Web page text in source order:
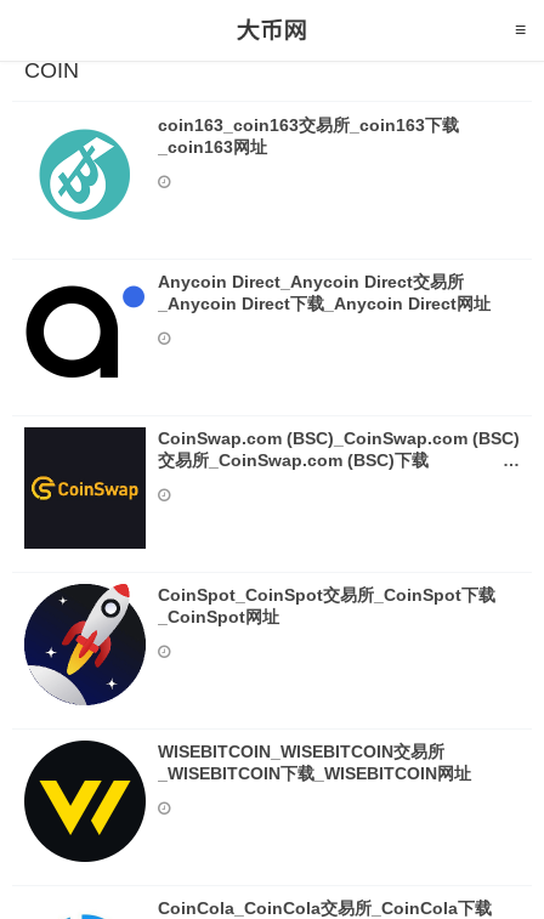
COIN
coin163_coin163交易所_coin163下载
_coin163网址
Anycoin Direct_Anycoin Direct交易所
_Anycoin Direct下载_Anycoin Direct网址
CoinSwap.com (BSC)_CoinSwap.com (BSC)
交易所_CoinSwap.com (BSC)下载
CoinSpot_CoinSpot交易所_CoinSpot下载
_CoinSpot网址
WISEBITCOIN_WISEBITCOIN交易所
_WISEBITCOIN下载_WISEBITCOIN网址
CoinCola_CoinCola交易所_CoinCola下载